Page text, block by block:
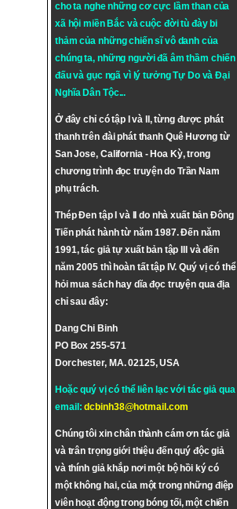
cho ta nghe những cơ cực lầm than của
xã hội miền Bắc và cuộc đời tù đày bi
thảm của những chiến sĩ vô danh của
chúng ta, những người đã âm thầm chiến
đấu và gục ngã vì lý tưởngTự DovàĐại
Nghĩa Dân Tộc...
Ở đây chỉ có tập I và II, từng được phát
thanh trên đài phát thanh Quê Hương từ
San Jose, California - Hoa Kỳ, trong
chương trình đọc truyện do Trần Nam
phụ trách.
Thép Đen tập I và II do nhà xuất bản Đông
Tiến phát hành từ năm 1987. Đến năm
1991, tác giả tự xuất bản tập III và đến
năm 2005 thì hoàn tất tập IV. Quý vị có thể
hỏi mua sách hay dĩa đọc truyện qua địa
chỉ sau đây:
Dang Chi Binh
PO Box 255-571
Dorchester, MA. 02125, USA
Hoặc quý vị có thể liên lạc với tác giả qua
email:dcbinh38@hotmail.com
Chúng tôi xin chân thành cám ơn tác giả
và trân trọng giới thiệu đến quý độc giả
và thính giả khắp nơi một bộ hồi ký có
một không hai, của một trong những điệp
viên hoạt động trong bóng tối, một chiến